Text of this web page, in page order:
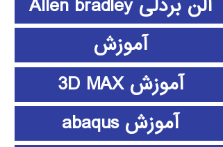
آلن بردلی Allen bradley
آموزش
آموزش 3D MAX
آموزش abaqus